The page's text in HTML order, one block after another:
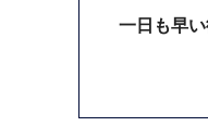
一日も早